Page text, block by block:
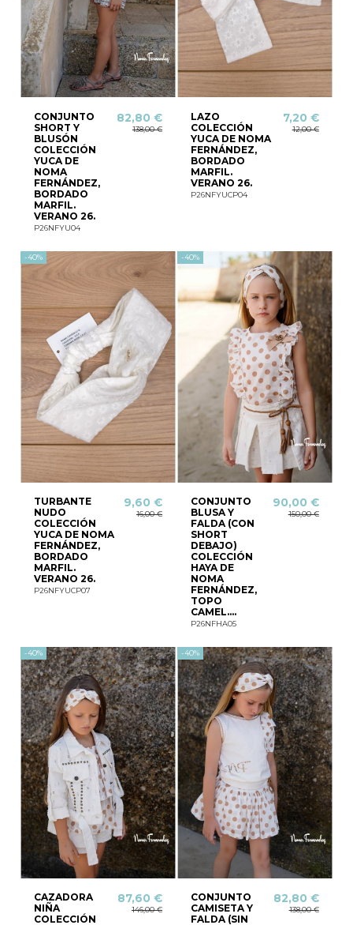
CONJUNTO
SHORT Y
BLUSÓN
COLECCIÓN
YUCA DE
NOMA
FERNÁNDEZ,
BORDADO
MARFIL.
VERANO 26.
P26NFYU04
82,80 €
138,00 €
LAZO
COLECCIÓN
YUCA DE NOMA
FERNÁNDEZ,
BORDADO
MARFIL.
VERANO 26.
P26NFYUCP04
7,20 €
12,00 €
-40%
TURBANTE
NUDO
COLECCIÓN
YUCA DE NOMA
FERNÁNDEZ,
BORDADO
MARFIL.
VERANO 26.
P26NFYUCP07
9,60 €
16,00 €
-40%
CONJUNTO
BLUSA Y
FALDA (CON
SHORT
DEBAJO)
COLECCIÓN
HAYA DE
NOMA
FERNÁNDEZ,
TOPO
CAMEL....
P26NFHA05
90,00 €
150,00 €
-40%
CAZADORA
NIÑA
COLECCIÓN
87,60 €
146,00 €
-40%
CONJUNTO
CAMISETA Y
FALDA (SIN
82,80 €
138,00 €